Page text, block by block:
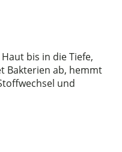
bis in die Tiefe,
Bakterien ab, hemmt
und